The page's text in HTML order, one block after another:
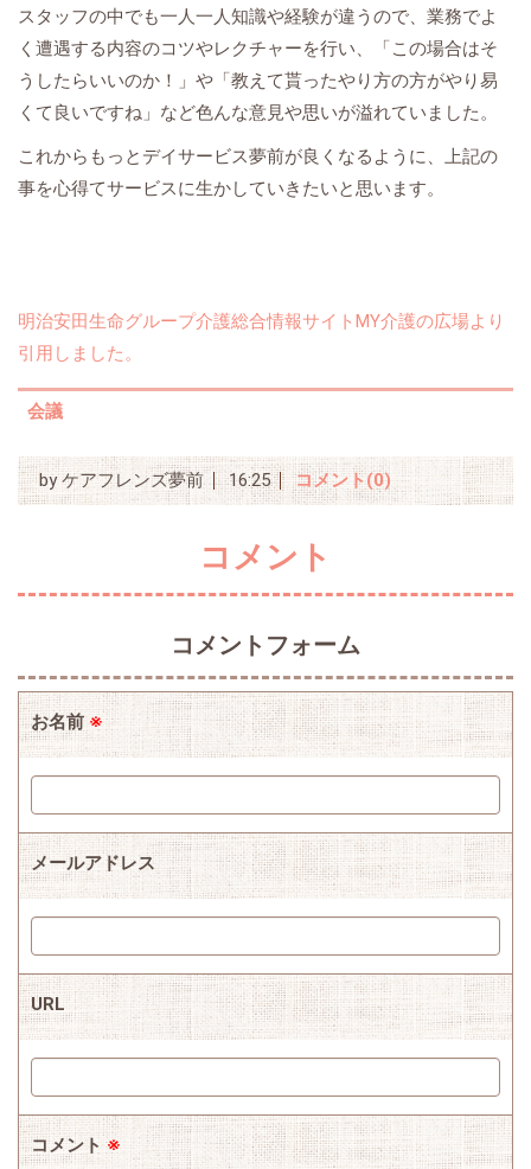
スタッフの中でも一人一人知識や経験が違うので、業務でよ
く遭遇する内容のコツやレクチャーを行い、「この場合はそ
うしたらいいのか！」や「教えて貰ったやり方の方がやり易
くて良いですね」など色んな意見や思いが溢れていました。
これからもっとデイサービス夢前が良くなるように、上記の
事を心得てサービスに生かしていきたいと思います。
明治安田生命グループ介護総合情報サイトMY介護の広場より
引用しました。
会議
byケアフレンズ夢前 16:25 コメント(0)
コメント
コメントフォーム
お名前 ※
メールアドレス
URL
コメント※